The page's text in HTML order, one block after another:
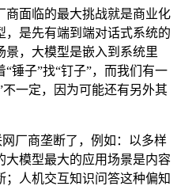
面临的最大挑战就是商业化
，是先有端到端对话式系统的
景，大模型是嵌入到系统里
锤子”找“钉子”，而我们有一
不一定，因为可能还有另外其
厂商垄断了，例如：以多样
大模型最大的应用场景是内容
人机交互知识问答这种偏知